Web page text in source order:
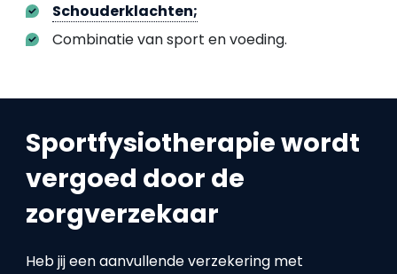
Schouderklachten;
Combinatie van sport en voeding.
Sportfysiotherapie wordt
vergoed door de
zorgverzekaar
Heb jij een aanvullende verzekering met